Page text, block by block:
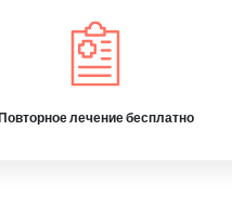
лечение бесплатно